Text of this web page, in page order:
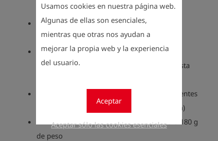
Usamos cookies en nuestra página web.
Algunas de ellas son esenciales,
mientras que otras nos ayudan a
mejorar la propia web y la experiencia
del usuario.
Aceptar
Aceptar sólo las cookies esenciales
temperatura EDS2
Modo de registrador de datos: registro de
mediciones sincrónico
Modo de registrador de picos: intervalo
dinámico cuando se producen cambios (hasta
Ideal para mediciones a largo plazo e incidentes
espontáneos (por ejemplo, picos de presión)
> 120 horas de duración de la batería, solo 180 g
de peso